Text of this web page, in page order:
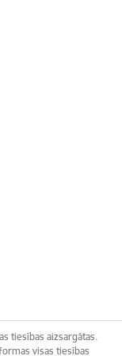
tiesības aizsargātas.
visas tiesības